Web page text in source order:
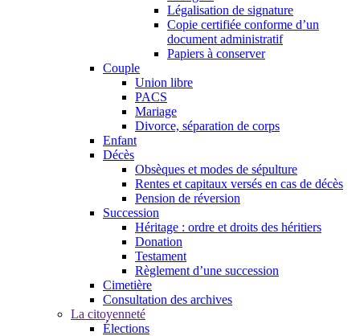
Légalisation de signature
Copie certifiée conforme d’un
document administratif
Papiers à conserver
Couple
Union libre
PACS
Mariage
Divorce, séparation de corps
Enfant
Décès
Obsèques et modes de sépulture
Rentes et capitaux versés en cas de décès
Pension de réversion
Succession
Héritage : ordre et droits des héritiers
Donation
Testament
Règlement d’une succession
Cimetière
Consultation des archives
La citoyenneté
Élections